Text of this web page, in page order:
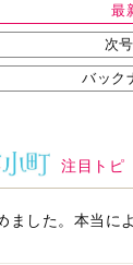
最
次
バック
注目トピ
ました。本当に